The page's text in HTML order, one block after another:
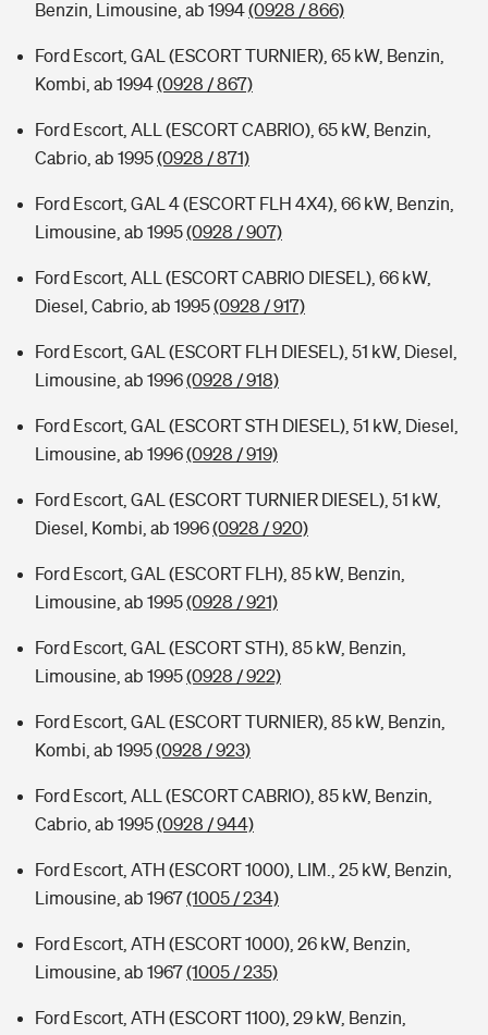
Benzin, Limousine, ab 1994(0928 / 866)
Ford Escort, GAL (ESCORT TURNIER), 65 kW, Benzin,
Kombi, ab 1994(0928 / 867)
Ford Escort, ALL (ESCORT CABRIO), 65 kW, Benzin,
Cabrio, ab 1995(0928 / 871)
Ford Escort, GAL 4 (ESCORT FLH 4X4), 66 kW, Benzin,
Limousine, ab 1995(0928 / 907)
Ford Escort, ALL (ESCORT CABRIO DIESEL), 66 kW,
Diesel, Cabrio, ab 1995(0928 / 917)
Ford Escort, GAL (ESCORT FLH DIESEL), 51 kW, Diesel,
Limousine, ab 1996(0928 / 918)
Ford Escort, GAL (ESCORT STH DIESEL), 51 kW, Diesel,
Limousine, ab 1996(0928 / 919)
Ford Escort, GAL (ESCORT TURNIER DIESEL), 51 kW,
Diesel, Kombi, ab 1996(0928 / 920)
Ford Escort, GAL (ESCORT FLH), 85 kW, Benzin,
Limousine, ab 1995(0928 / 921)
Ford Escort, GAL (ESCORT STH), 85 kW, Benzin,
Limousine, ab 1995(0928 / 922)
Ford Escort, GAL (ESCORT TURNIER), 85 kW, Benzin,
Kombi, ab 1995(0928 / 923)
Ford Escort, ALL (ESCORT CABRIO), 85 kW, Benzin,
Cabrio, ab 1995(0928 / 944)
Ford Escort, ATH (ESCORT 1000), LIM., 25 kW, Benzin,
Limousine, ab 1967(1005 / 234)
Ford Escort, ATH (ESCORT 1000), 26 kW, Benzin,
Limousine, ab 1967(1005 / 235)
Ford Escort, ATH (ESCORT 1100), 29 kW, Benzin,